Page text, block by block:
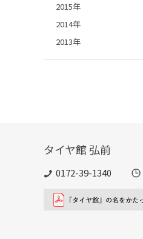
2015年
2014年
2013年
タイヤ館 弘前
0172-39-1340